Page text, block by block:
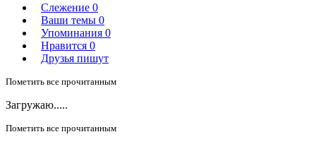
Слежение 0
Ваши темы 0
Упоминания 0
Нравится 0
Друзья пишут
Пометить все прочитанным
Загружаю.....
Пометить все прочитанным